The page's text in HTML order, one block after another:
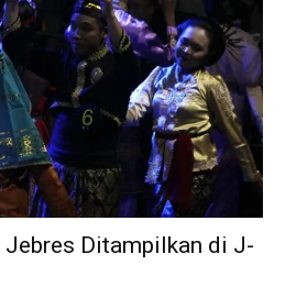
Jebres Ditampilkan di J-